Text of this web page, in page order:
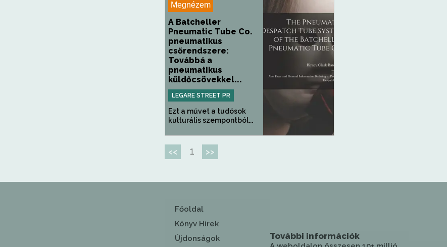
Megnézem
A Batcheller
Pneumatic Tube Co.
pneumatikus
csőrendszere:
Továbbá a
pneumatikus
küldőcsövekkel...
LEGARE STREET PR
Ezt a művet a tudósok
kulturális szempontból...
<< 1 >>
Főoldal
Könyv Hírek
Újdonságok
További információk